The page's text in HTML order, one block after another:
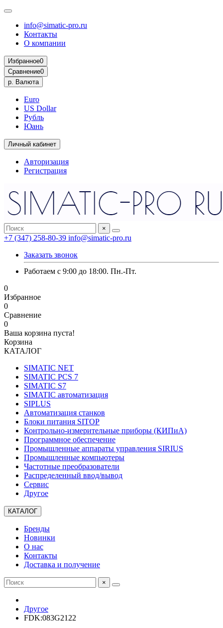
info@simatic-pro.ru
Контакты
О компании
Избранное0
Сравнение0
р. Валюта
Euro
US Dollar
Рубль
Юань
Личный кабинет
Авторизация
Регистрация
×
+7 (347) 258-80-39 info@simatic-pro.ru
Заказать звонок
Работаем с 9:00 до 18:00. Пн.-Пт.
0
Избранное
0
Сравнение
0
Ваша корзина пуста!
Корзина
КАТАЛОГ
SIMATIC NET
SIMATIC PCS 7
SIMATIC S7
SIMATIC автоматизация
SIPLUS
Автоматизация станков
Блоки питания SITOP
Контрольно-измерительные приборы (КИПиА)
Программное обеспечение
Промышленные аппараты управления SIRIUS
Промышленные компьютеры
Частотные преобразователи
Распределенный ввод/вывод
Сервис
Другое
КАТАЛОГ
Бренды
Новинки
О нас
Контакты
Доставка и получение
×
Другое
FDK:083G2122